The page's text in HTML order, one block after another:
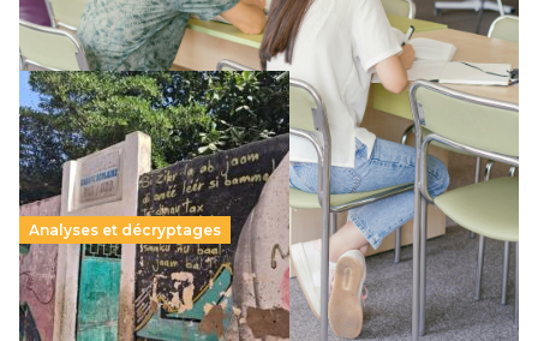
Lire la suite →
Analyses et décryptages
258 millions d’enfants victimes de la guerre, des
chocs climatiques et des déplacements de